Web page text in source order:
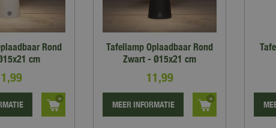
Rond
cm
,99
Tafellamp Oplaadbaar Rond
Zwart - Ø15x21 cm
11,99
MEER INFORMATIE